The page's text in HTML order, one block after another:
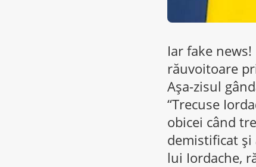
Iar fake
răuvoitoare
Aşa-zisul
“Trecuse
obicei când
demistificat şi
lui Iordache,